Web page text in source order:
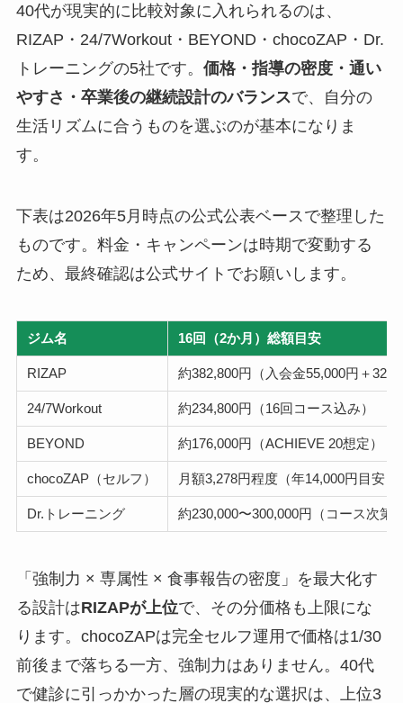
40代が現実的に比較対象に入れられるのは、
RIZAP・24/7Workout・BEYOND・chocoZAP・Dr.
トレーニングの5社です。 価格・指導の密度・通い
やすさ・卒業後の継続設計のバランスで、自分の
生活リズムに合うものを選ぶのが基本になりま
す。
下表は2026年5月時点の公式公表ベースで整理した
ものです。料金・キャンペーンは時期で変動する
ため、最終確認は公式サイトでお願いします。
ジム名 16回（2か月）総額目安
RIZAP 約382,800円（入会金55,000円＋
24/7Workout 約234,800円（16回コース込み）
BEYOND 約176,000円（ACHIEVE 20想定）
chocoZAP（セルフ） 月額3,278円程度（年14,000円目安）
Dr.トレーニング 約230,000〜300,000円（コース次第
「強制力 × 専属性 × 食事報告の密度」を最大化す
る設計はRIZAPが上位で、その分価格も上限にな
ります。chocoZAPは完全セルフ運用で価格は1/30
前後まで落ちる一方、強制力はありません。40代
で健診に引っかかった層の現実的な選択は、上位3